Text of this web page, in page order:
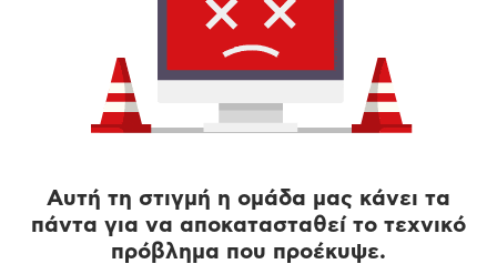
Αυτή τη στιγμή η ομάδα μας κάνει τα
πάντα για να αποκατασταθεί το τεχνικό
πρόβλημα που προέκυψε.